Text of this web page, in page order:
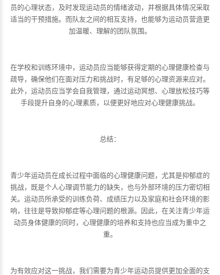
员的心理状态，及时发现运动员的情绪波动，并根据具体情况采取
适当的干预措施。而队友之间的相互支持，也能够为运动员营造更
加温暖、理解的团队氛围。
在学校和训练环境中，运动员应当能够获得定期的心理健康检查与
疏导，确保他们在面对压力和挑战时，有足够的心理资源来应对。
此外，运动员应当学会自我管理，通过运动冥想、心理放松技巧等
手段提升自身的心理素质，以便更好地应对心理健康挑战。
总结：
青少年运动员在成长过程中面临的心理健康问题，尤其是抑郁症的
挑战，既是个人心理调节能力的缺失，也与外部环境的压力密切相
关。运动员所承受的训练负荷、成绩压力以及家庭和社会环境的影
响，往往是导致抑郁症等心理问题的根源。因此，在关注青少年运
动员身体健康的同时，心理健康的培养和支持也应当成为重中之
重。
为有效应对这一挑战，我们需要为青少年运动员提供更加全面的支